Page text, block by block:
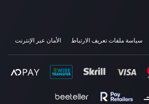
سياسة ملفات تعريف الارتباط الأمان عبر الإنترنت